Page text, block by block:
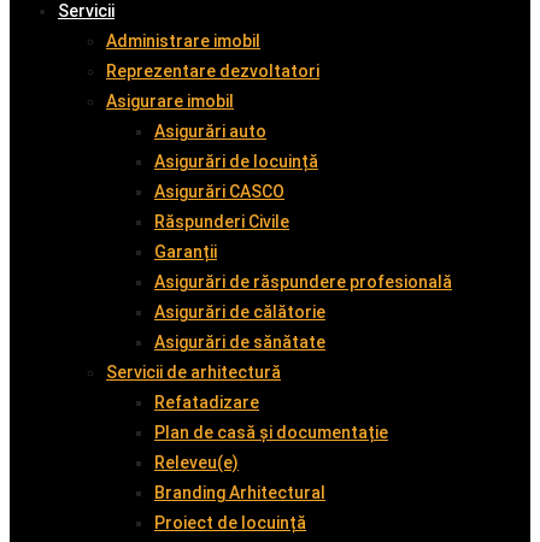
Servicii
Administrare imobil
Reprezentare dezvoltatori
Asigurare imobil
Asigurări auto
Asigurări de locuință
Asigurări CASCO
Răspunderi Civile
Garanții
Asigurări de răspundere profesională
Asigurări de călătorie
Asigurări de sănătate
Servicii de arhitectură
Refatadizare
Plan de casă și documentație
Releveu(e)
Branding Arhitectural
Proiect de locuință